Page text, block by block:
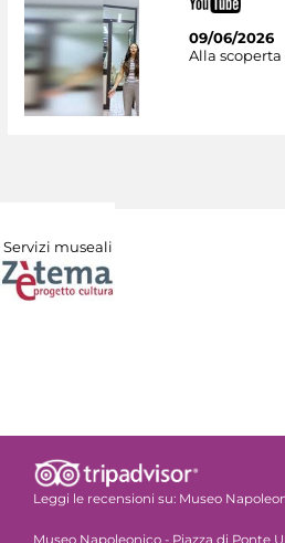
09/06/2026
Alla
Servizi museali
Leggi le recensioni su: Museo
Museo Napoleonico - Piazza di Ponte